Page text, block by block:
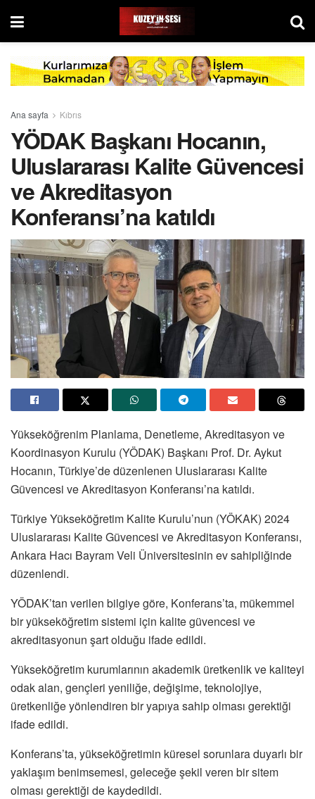
Ana sayfa Kıbrıs
YÖDAK Başkanı Hocanın,
Uluslararası Kalite Güvencesi
ve Akreditasyon
Konferansı’na katıldı
Yükseköğrenim Planlama, Denetleme, Akreditasyon ve
Koordinasyon Kurulu (YÖDAK) Başkanı Prof. Dr. Aykut
Hocanın, Türkiye’de düzenlenen Uluslararası Kalite
Güvencesi ve Akreditasyon Konferansı’na katıldı.
Türkiye Yükseköğretim Kalite Kurulu’nun (YÖKAK) 2024
Uluslararası Kalite Güvencesi ve Akreditasyon Konferansı,
Ankara Hacı Bayram Veli Üniversitesinin ev sahipliğinde
düzenlendi.
YÖDAK’tan verilen bilgiye göre, Konferans’ta, mükemmel
bir yükseköğretim sistemi için kalite güvencesi ve
akreditasyonun şart olduğu ifade edildi.
Yükseköğretim kurumlarının akademik üretkenlik ve kaliteyi
odak alan, gençleri yeniliğe, değişime, teknolojiye,
üretkenliğe yönlendiren bir yapıya sahip olması gerektiği
ifade edildi.
Konferans’ta, yükseköğretimin küresel sorunlara duyarlı bir
yaklaşım benimsemesi, geleceğe şekil veren bir sitem
olması gerektiği de kaydedildi.